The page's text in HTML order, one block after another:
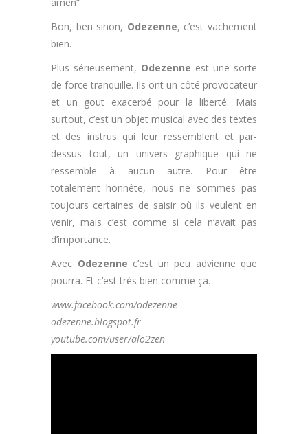
Bon, ben sinon, Odezenne, c’est vachement
bien.
Plus sérieusement, Odezenne est une sorte
de force tranquille. Ils ont un côté provocateur
et un gout exacerbé pour la liberté. Mais
surtout, c’est un objet musical avec des textes
et des instrus qui leur ressemblent et par-
dessus tout, un univers graphique qui ne
ressemble à aucun autre. Pour être
totalement honnête, nous ne sommes pas
toujours certaines de saisir où ils veulent en
venir, mais c’est comme si cela n’avait pas
d’importance.
Avec Odezenne c’est un peu advienne que
pourra. Et c’est très bien comme ça.
www.facebook.com/odezenne
odezenne.blogspot.fr
youtube.com/user/alo2zen